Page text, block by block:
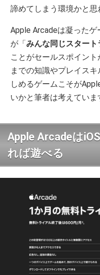
諦めてしまう環境かと思
Apple Arcadeは凝った
が「みんな同じスター
ことがセールスポイン
までの知識やプレイス
しめるゲームこそが
いかと筆者は考えていま
Apple Arcadeは
れば遊べる